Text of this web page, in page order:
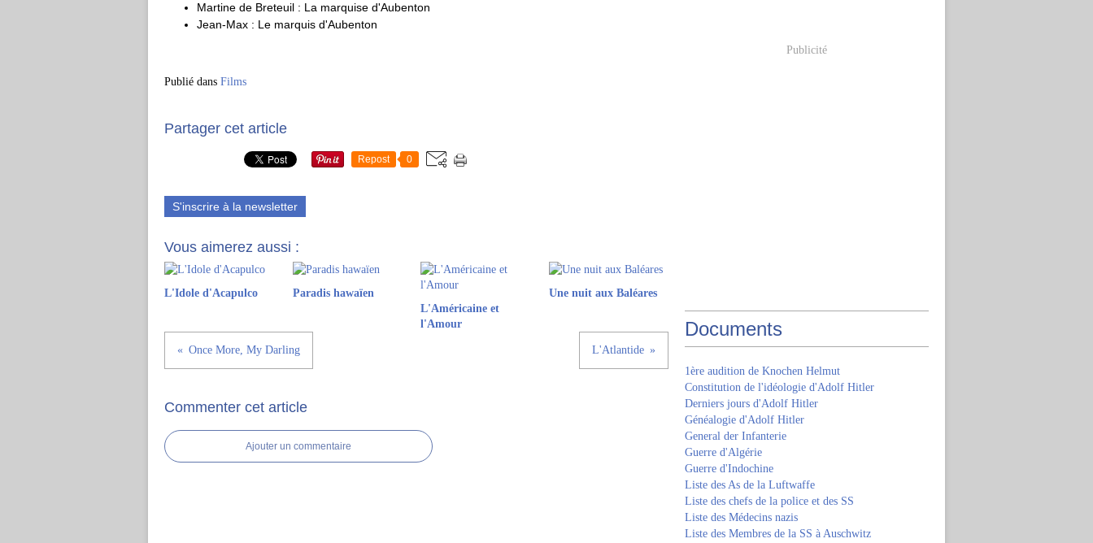
Martine de Breteuil : La marquise d'Aubenton
Jean-Max : Le marquis d'Aubenton
Publié dans Films
Partager cet article
Repost 0
S'inscrire à la newsletter
Vous aimerez aussi :
L'Idole d'Acapulco
Paradis hawaïen
L'Américaine et
l'Amour
Une nuit aux Baléares
Once More, My Darling L'Atlantide
Commenter cet article
Ajouter un commentaire
Publicité
Documents
1ère audition de Knochen Helmut
Constitution de l'idéologie d'Adolf Hitler
Derniers jours d'Adolf Hitler
Généalogie d'Adolf Hitler
General der Infanterie
Guerre d'Algérie
Guerre d'Indochine
Liste des As de la Luftwaffe
Liste des chefs de la police et des SS
Liste des Médecins nazis
Liste des Membres de la SS à Auschwitz